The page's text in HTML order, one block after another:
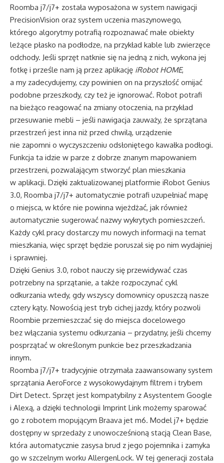
Roomba j7/j7+ została wyposażona w system nawigacji
PrecisionVision oraz system uczenia maszynowego,
którego algorytmy potrafią rozpoznawać małe obiekty
leżące płasko na podłodze, na przykład kable lub zwierzęce
odchody. Jeśli sprzęt natknie się na jedną z nich, wykona jej
fotkę i prześle nam ją przez aplikację iRobot HOME,
a my zadecydujemy, czy powinien on na przyszłość omijać
podobne przeszkody, czy też je ignorować. Robot potrafi
na bieżąco reagować na zmiany otoczenia, na przykład
przesuwanie mebli – jeśli nawigacja zauważy, że sprzątana
przestrzeń jest inna niż przed chwilą, urządzenie
nie zapomni o wyczyszczeniu odsłoniętego kawałka podłogi.
Funkcja ta idzie w parze z dobrze znanym mapowaniem
przestrzeni, pozwalającym stworzyć plan mieszkania
w aplikacji. Dzięki zaktualizowanej platformie iRobot Genius
3.0, Roomba j7/j7+ automatycznie potrafi uzupełniać mapę
o miejsca, w które nie powinna wjeżdżać, jak również
automatycznie sugerować nazwy wykrytych pomieszczeń.
Każdy cykl pracy dostarczy mu nowych informacji na temat
mieszkania, więc sprzęt będzie poruszał się po nim wydajniej
i sprawniej.
Dzięki Genius 3.0, robot nauczy się przewidywać czas
potrzebny na sprzątanie, a także rozpoczynać cykl
odkurzania wtedy, gdy wszyscy domownicy opuszczą nasze
cztery kąty. Nowością jest tryb cichej jazdy, który pozwoli
Roombie przemieszczać się do miejsca docelowego
bez włączania systemu odkurzania – przydatny, jeśli chcemy
posprzątać w określonym punkcie bez przeszkadzania
innym.
Roomba j7/j7+ tradycyjnie otrzymała zaawansowany system
sprzątania AeroForce z wysokowydajnym filtrem i trybem
Dirt Detect. Sprzęt jest kompatybilny z Asystentem Google
i Alexą, a dzięki technologii Imprint Link możemy sparować
go z robotem mopującym Braava jet m6. Model j7+ będzie
dostępny w sprzedaży z unowocześnioną stacją Clean Base,
która automatycznie zasysa brud z jego pojemnika i zamyka
go w szczelnym worku AllergenLock. W tej generacji została